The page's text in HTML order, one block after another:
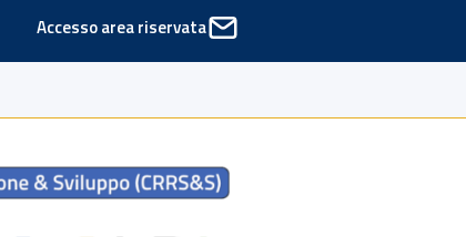
Accesso area riservata